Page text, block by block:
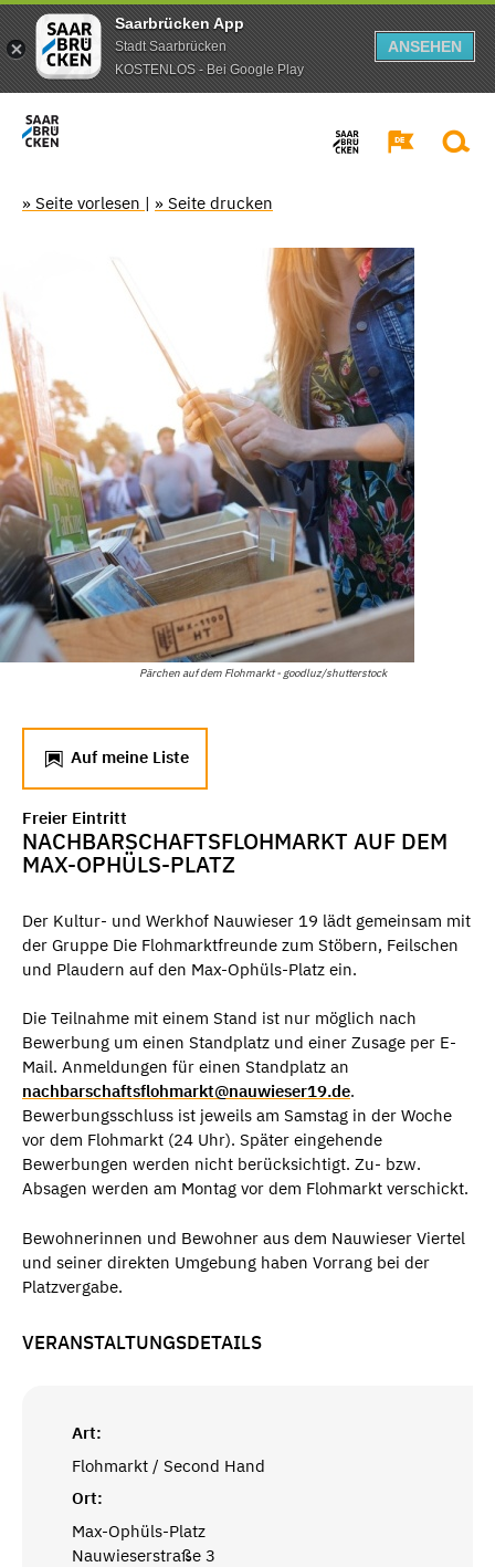
Saarbrücken App
Stadt Saarbrücken
KOSTENLOS - Bei Google Play
ANSEHEN
» Seite vorlesen | » Seite drucken
Pärchen auf dem Flohmarkt - goodluz/shutterstock
Auf meine Liste
Freier Eintritt
NACHBARSCHAFTSFLOHMARKT AUF DEM
MAX-OPHÜLS-PLATZ
Der Kultur- und Werkhof Nauwieser 19 lädt gemeinsam mit
der Gruppe Die Flohmarktfreunde zum Stöbern, Feilschen
und Plaudern auf den Max-Ophüls-Platz ein.
Die Teilnahme mit einem Stand ist nur möglich nach
Bewerbung um einen Standplatz und einer Zusage per E-
Mail. Anmeldungen für einen Standplatz an
nachbarschaftsflohmarkt@nauwieser19.de.
Bewerbungsschluss ist jeweils am Samstag in der Woche
vor dem Flohmarkt (24 Uhr). Später eingehende
Bewerbungen werden nicht berücksichtigt. Zu- bzw.
Absagen werden am Montag vor dem Flohmarkt verschickt.
Bewohnerinnen und Bewohner aus dem Nauwieser Viertel
und seiner direkten Umgebung haben Vorrang bei der
Platzvergabe.
VERANSTALTUNGSDETAILS
Art:
Flohmarkt / Second Hand
Ort:
Max-Ophüls-Platz
Nauwieserstraße 3